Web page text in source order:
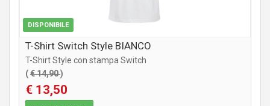
DISPONIBILE
T-Shirt Switch Style BIANCO
T-Shirt Style con stampa Switch
(€ 14,90)
€ 13,50